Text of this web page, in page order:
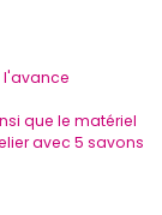
l'avance
que le matériel
avec 5 savons